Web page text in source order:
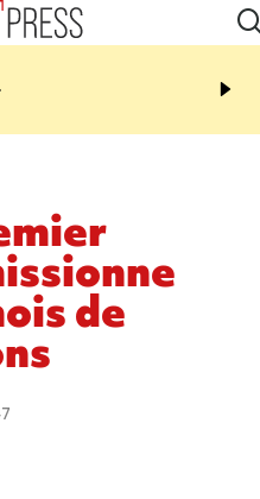
20:17
routière, concours de
de